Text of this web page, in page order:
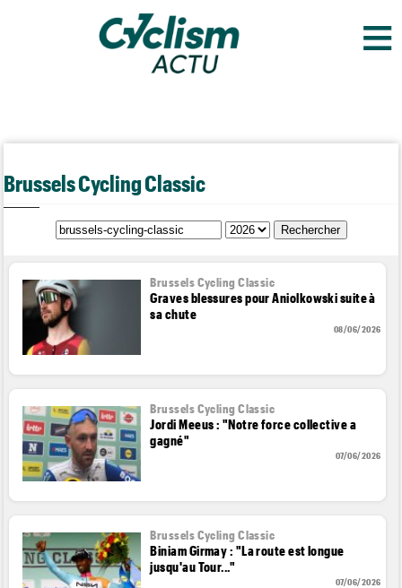
≡
Brussels Cycling Classic
Brussels Cycling Classic
Graves blessures pour Aniolkowski suite à
sa chute
08/06/2026
Brussels Cycling Classic
Jordi Meeus : "Notre force collective a
gagné"
07/06/2026
Brussels Cycling Classic
Biniam Girmay : "La route est longue
jusqu'au Tour..."
07/06/2026